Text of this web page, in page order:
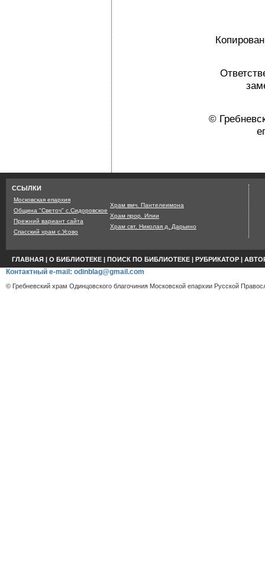
©
ССЫЛКИ
Московская епархия
Община "Светоч" с.Сидоровское
Прежний вариант сайта
Спасский храм с.Усово
Храм вмч. Пантелеимона
Храм прор. Илии
Храм свт. Николая д. Дарьино
ГЛАВНАЯ | О БИБЛИОТЕКЕ | ПОИСК ПО БИБЛИОТЕКЕ | РУБРИКАТОР |
Контактный e-mail: odinblag@gmail.com
© Гребневский храм Одинцовского благочиния Московской епархии Русской